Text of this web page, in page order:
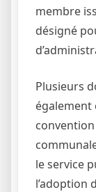
membre
désigné
Plusieurs
également
le service
l’adoption